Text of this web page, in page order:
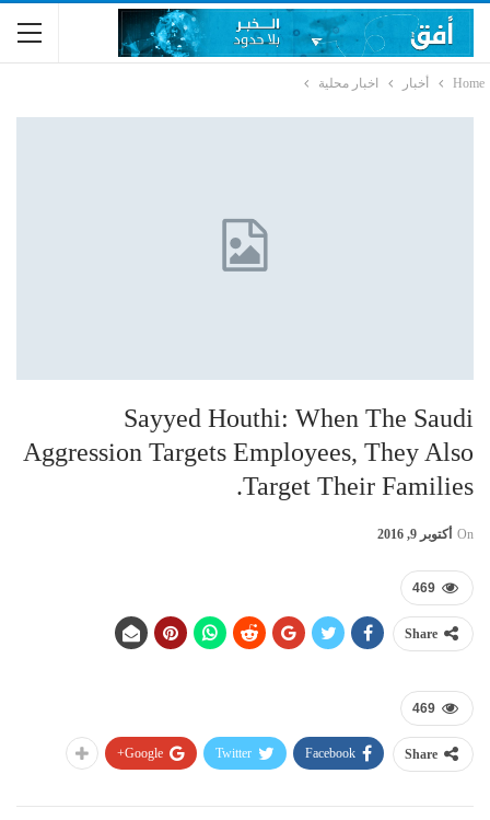
Home أخبار اخبار محلية
Sayyed Houthi: When The Saudi
Aggression Targets Employees, They Also
Target Their Families.
On أكتوبر 9, 2016
469
Share
469
Share
Facebook
Twitter
Google+